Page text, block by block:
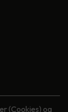
(Cookies) og